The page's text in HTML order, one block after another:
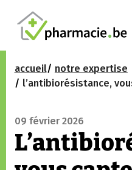
accueil
notre expertise
l’antibiorésistance, vous captez 7
09 février 2026